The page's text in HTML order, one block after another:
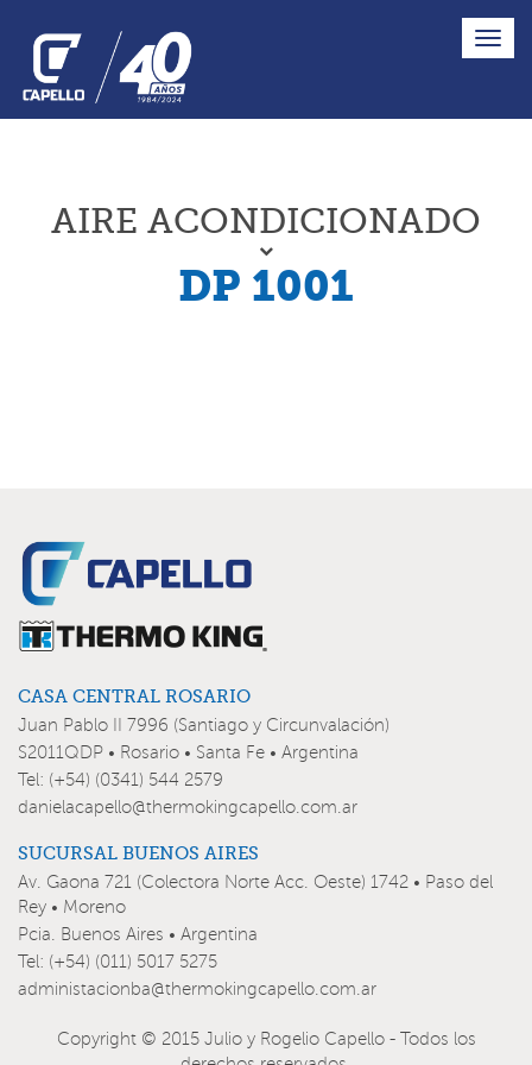
Toggle
AIRE ACONDICIONADO
DP 1001
CASA CENTRAL ROSARIO
Juan Pablo II 7996 (Santiago y Circunvalación)
S2011QDP • Rosario • Santa Fe • Argentina
Tel: (+54) (0341) 544 2579
danielacapello@thermokingcapello.com.ar
SUCURSAL BUENOS AIRES
Av. Gaona 721 (Colectora Norte Acc. Oeste) 1742 • Paso del
Rey • Moreno
Pcia. Buenos Aires • Argentina
Tel: (+54) (011) 5017 5275
administacionba@thermokingcapello.com.ar
Copyright © 2015 Julio y Rogelio Capello - Todos los